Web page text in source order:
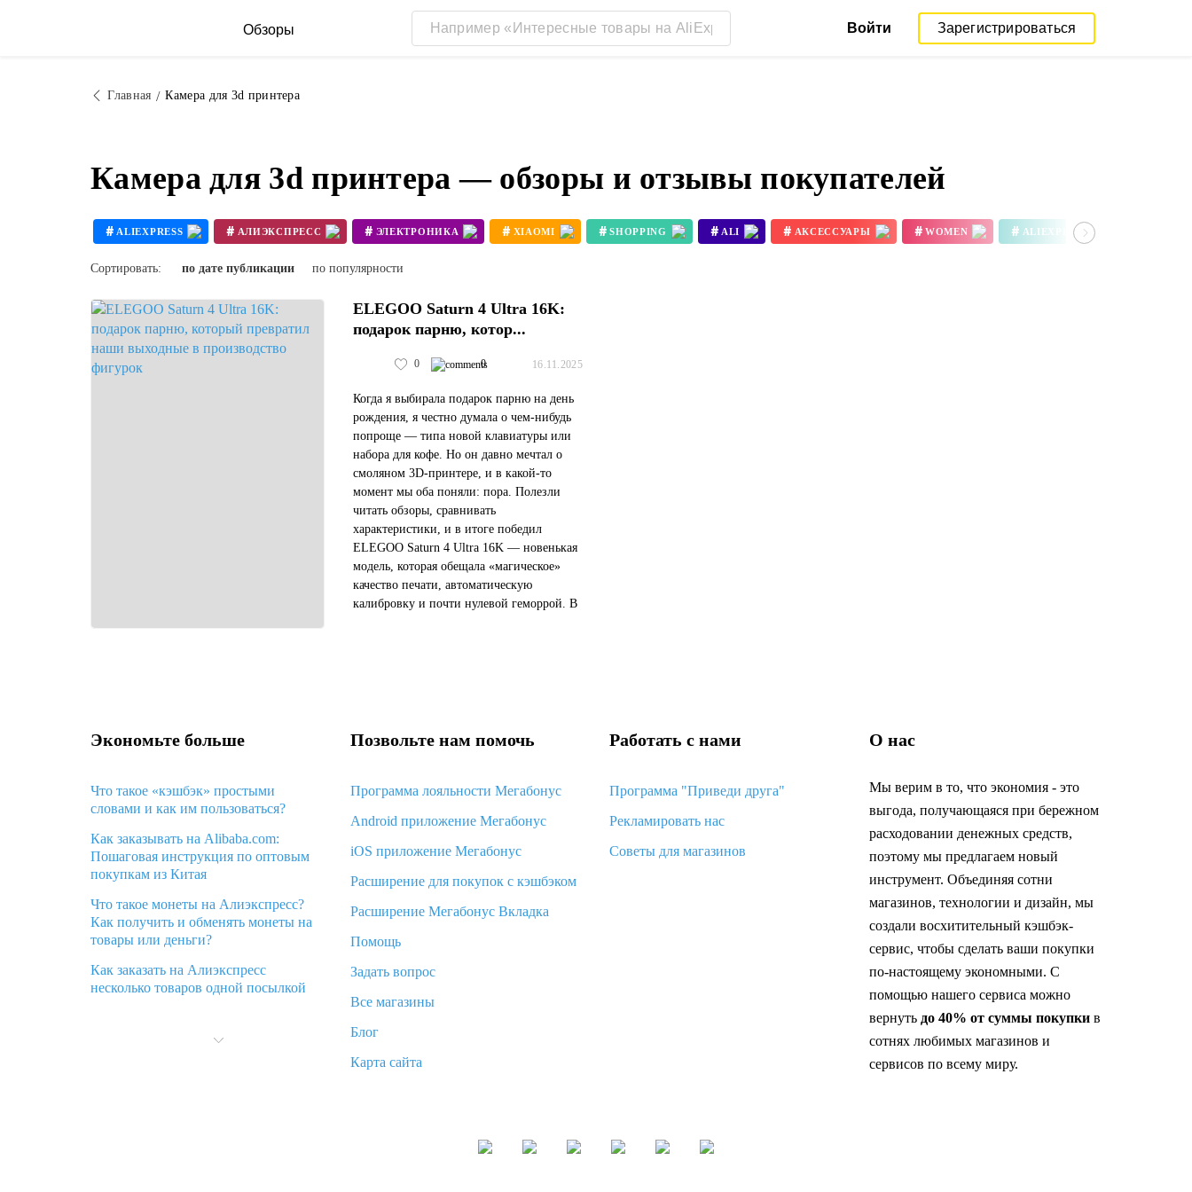
Обзоры Войти Зарегистрироваться
Главная Камера для 3d принтера
Камера для 3d принтера — обзоры и отзывы покупателей
# ALIEXPRESS # АЛИЭКСПРЕСС # ЭЛЕКТРОНИКА # XIAOMI # SHOPPING # ALI # АКСЕССУАРЫ # WOMEN #
Сортировать: по дате публикации по популярности
ELEGOO Saturn 4 Ultra 16K:
подарок парню, котор...
0 0 16.11.2025
Когда я выбирала подарок парню на день
рождения, я честно думала о чем-нибудь
попроще — типа новой клавиатуры или
набора для кофе. Но он давно мечтал о
смоляном 3D-принтере, и в какой-то
момент мы оба поняли: пора. Полезли
читать обзоры, сравнивать
характеристики, и в итоге победил
ELEGOO Saturn 4 Ultra 16K — новенькая
модель, которая обещала «магическое»
качество печати, автоматическую
калибровку и почти нулевой геморрой. В
Экономьте больше
Что такое «кэшбэк» простыми
словами и как им пользоваться?
Как заказывать на Alibaba.com:
Пошаговая инструкция по оптовым
покупкам из Китая
Что такое монеты на Алиэкспресс?
Как получить и обменять монеты на
товары или деньги?
Как заказать на Алиэкспресс
несколько товаров одной посылкой
Алиэкспресс и что делать?
Позвольте нам помочь
Программа лояльности Мегабонус
Android приложение Мегабонус
iOS приложение Мегабонус
Расширение для покупок с кэшбэком
Расширение Мегабонус Вкладка
Помощь
Задать вопрос
Все магазины
Блог
Карта сайта
Работать с нами
Программа "Приведи друга"
Рекламировать нас
Советы для магазинов
О нас
Мы верим в то, что экономия - это
выгода, получающаяся при бережном
расходовании денежных средств,
поэтому мы предлагаем новый
инструмент. Объединяя сотни
магазинов, технологии и дизайн, мы
создали восхитительный кэшбэк-
сервис, чтобы сделать ваши покупки
по-настоящему экономными. С
помощью нашего сервиса можно
вернуть до 40% от суммы покупкив
сотнях любимых магазинов и
сервисов по всему миру.